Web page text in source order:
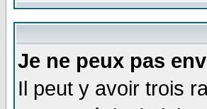
Je ne peux pas
Il peut y avoir trois